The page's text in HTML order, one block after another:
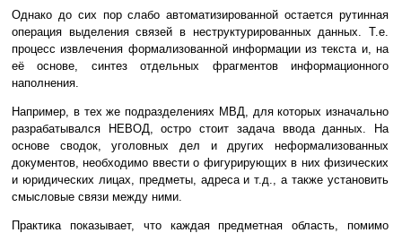
Однако до сих пор слабо автоматизированной остается рутинная
операция выделения связей в неструктурированных данных. Т.е.
процесс извлечения формализованной информации из текста и, на
её основе, синтез отдельных фрагментов информационного
наполнения.
Например, в тех же подразделениях МВД, для которых изначально
разрабатывался НЕВОД, остро стоит задача ввода данных. На
основе сводок, уголовных дел и других неформализованных
документов, необходимо ввести о фигурирующих в них физических
и юридических лицах, предметы, адреса и т.д., а также установить
смысловые связи между ними.
Практика показывает, что каждая предметная область, помимо